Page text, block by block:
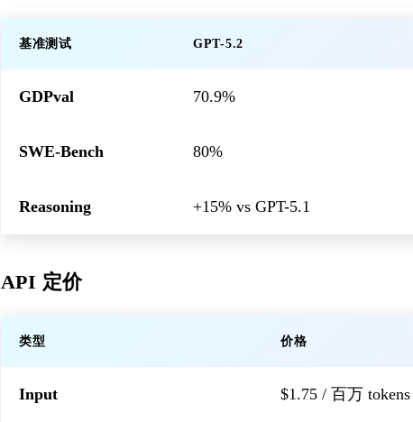
基准测试 GPT-5.2
GDPval 70.9%
SWE-Bench 80%
Reasoning +15% vs GPT-5.1
API 定价
类型 价格
Input $1.75 / 百万 tokens